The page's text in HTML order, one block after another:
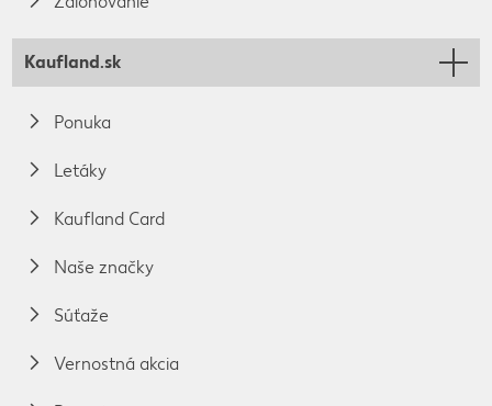
Kaufland.sk
Ponuka
Letáky
Kaufland Card
Naše značky
Súťaže
Vernostná akcia